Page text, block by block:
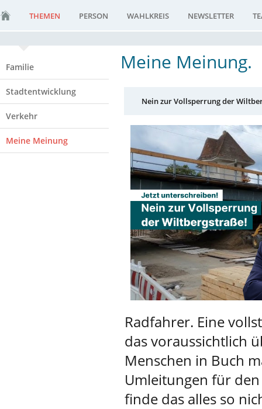
THEMEN PERSON WAHLKREIS NEWSLETTER
Familie
Stadtentwicklung
Verkehr
Meine Meinung
Meine Meinung.
Nein zur Vollsperrung der
Radfahrer. Eine
das voraussichtlich
Menschen in Buch
Umleitungen für
finde das alles so